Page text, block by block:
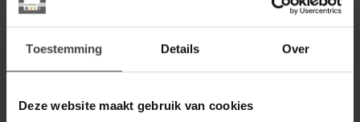
Toestemming Details Over
Deze website maakt gebruik van cookies
Op voorraad